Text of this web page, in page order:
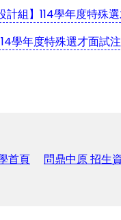
組】114學年度特殊
學年度特殊選才面試
首頁 問鼎中原 招生